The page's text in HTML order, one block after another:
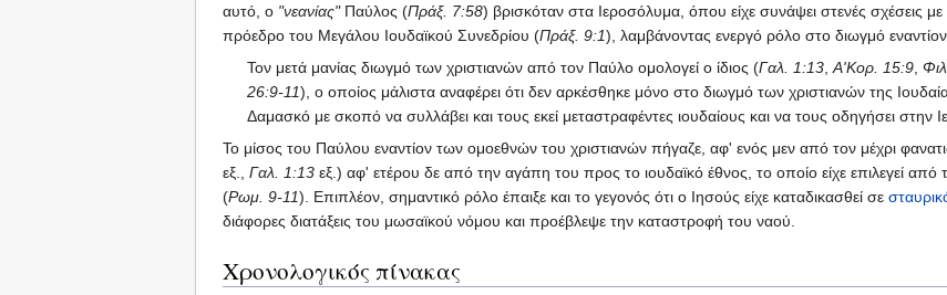
αυτό, ο "νεανίας"Παύλος (Πράξ. 7:58) βρισκόταν στα Ιεροσόλυμα, όπου είχε συνάψει στενές σχέσεις
πρόεδρο του Μεγάλου Ιουδαϊκού Συνεδρίου (Πράξ. 9:1), λαμβάνοντας ενεργό ρόλο στο διωγμό
Τον μετά μανίας διωγμό των χριστιανών από τον Παύλο ομολογεί ο ίδιος (Γαλ. 1:13 ,Α'Κορ. 15:9 ,
26:9-11), ο οποίος μάλιστα αναφέρει ότι δεν αρκέσθηκε μόνο στο διωγμό των χριστιανών της
Δαμασκό με σκοπό να συλλάβει και τους εκεί μεταστραφέντες ιουδαίους και να τους οδηγήσει
Το μίσος του Παύλου εναντίον των ομοεθνών του χριστιανών πήγαζε, αφ' ενός μεν από τον μέχρι
εξ., Γαλ. 1:13 εξ.) αφ' ετέρου δε από την αγάπη του προς το ιουδαϊκό έθνος, το οποίο είχε επιλεγεί από
(Ρωμ. 9-11). Επιπλέον, σημαντικό ρόλο έπαιξε και το γεγονός ότι ο Ιησούς είχε καταδικασθεί σε
διάφορες διατάξεις του μωσαϊκού νόμου και προέβλεψε την καταστροφή του ναού.
Χρονολογικός πίνακας